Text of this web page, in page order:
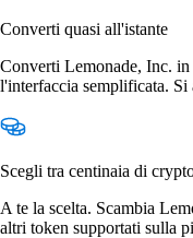
Converti quasi all'istante
Converti Lemonade, Inc.
l'interfaccia semplificata. Si
Scegli tra centinaia di
A te la scelta. Scambia
altri token supportati sulla